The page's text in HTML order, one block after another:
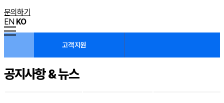
문의하기
EN KO
고객 지원
공지사항 & 뉴스